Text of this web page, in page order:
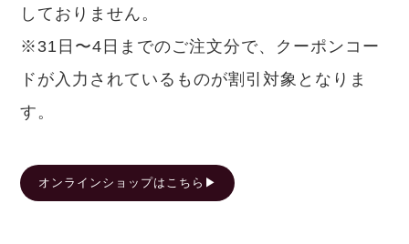
しておりません。
※31日〜4日までのご注文分で、クーポンコー
ドが入力されているものが割引対象となりま
す。
オンラインショップはこちら▶︎